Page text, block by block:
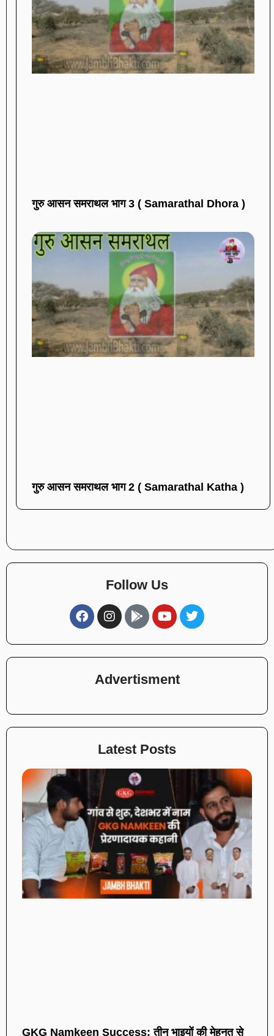
गुरु आसन समराथल भाग 3 ( Samarathal Dhora )
गुरु आसन समराथल भाग 2 ( Samarathal Katha )
Follow Us
Advertisment
Latest Posts
GKG Namkeen Success: तीन भाइयों की मेहनत से